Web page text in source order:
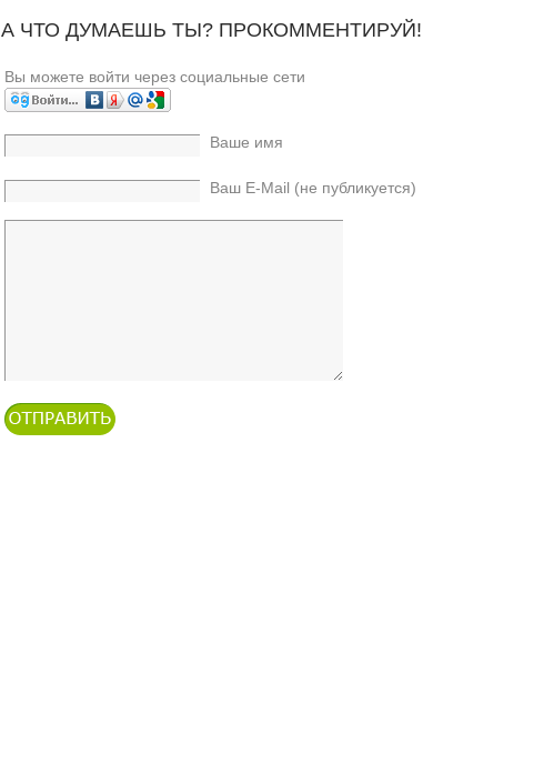
А ЧТО ДУМАЕШЬ ТЫ? ПРОКОММЕНТИРУЙ!
Вы можете войти через социальные сети
Ваше имя
Ваш E-Mail (не публикуется)